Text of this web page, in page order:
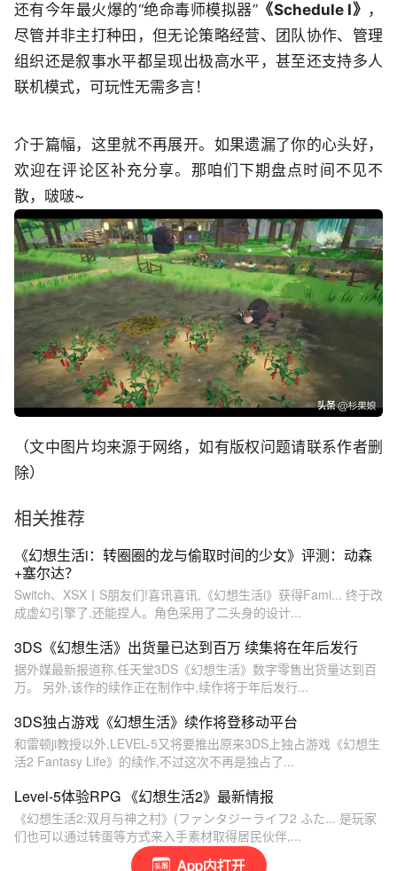
App内打开
还有今年最火爆的“绝命毒师模拟器”《Schedule I》 ，
尽管并非主打种田，但无论策略经营、团队协作、管理
组织还是叙事水平都呈现出极高水平，甚至还支持多人
联机模式，可玩性无需多言！
介于篇幅，这里就不再展开。如果遗漏了你的心头好，
欢迎在评论区补充分享。那咱们下期盘点时间不见不
散，啵啵~
（文中图片均来源于网络，如有版权问题请联系作者删
除）
相关推荐
《幻想生活i：转圈圈的龙与偷取时间的少女》评测：动森
+塞尔达？
Switch、XSX丨S朋友们!喜讯喜讯,《幻想生活i》获得Fami... 终于改
成虚幻引擎了,还能捏人。角色采用了二头身的设计...
3DS《幻想生活》出货量已达到百万 续集将在年后发行
据外媒最新报道称,任天堂3DS《幻想生活》数字零售出货量达到百
万。 另外,该作的续作正在制作中,续作将于年后发行...
3DS独占游戏《幻想生活》续作将登移动平台
和雷顿ji教授以外,LEVEL-5又将要推出原来3DS上独占游戏《幻想生
活2 Fantasy Life》的续作,不过这次不再是独占了...
Level-5体验RPG 《幻想生活2》最新情报
《幻想生活2:双月与神之村》(ファンタジーライフ2 ふた... 是玩家
们也可以通过转蛋等方式来入手素材取得居民伙伴,...